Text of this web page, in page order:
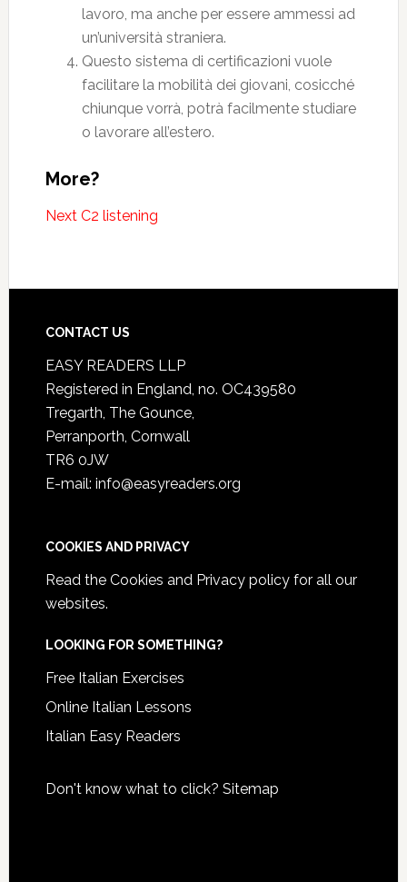
lavoro, ma anche per essere ammessi ad
un’università straniera.
Questo sistema di certificazioni vuole
facilitare la mobilità dei giovani, cosicché
chiunque vorrà, potrà facilmente studiare
o lavorare all’estero.
More?
Next C2 listening
CONTACT US
EASY READERS LLP
Registered in England, no. OC439580
Tregarth, The Gounce,
Perranporth, Cornwall
TR6 0JW
E-mail: info@easyreaders.org
COOKIES AND PRIVACY
Read the Cookies and Privacy policyfor all our
websites.
LOOKING FOR SOMETHING?
Free Italian Exercises
Online Italian Lessons
Italian Easy Readers
Don't know what to click? Sitemap